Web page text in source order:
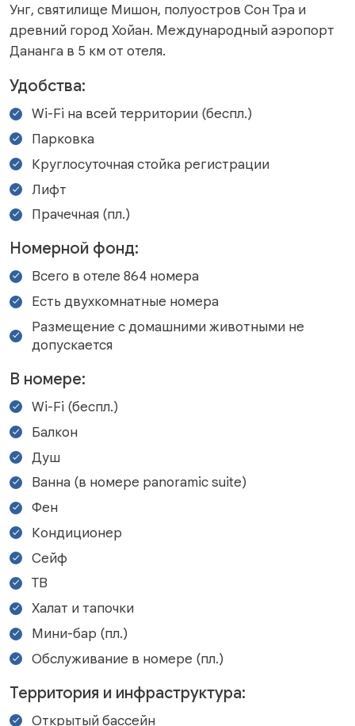
Унг, святилище Мишон, полуостров Сон Тра и
древний город Хойан. Международный аэропорт
Дананга в 5 км от отеля.
Удобства:
Wi-Fi на всей территории (беспл.)
Парковка
Круглосуточная стойка регистрации
Лифт
Прачечная (пл.)
Номерной фонд:
Всего в отеле 864 номера
Есть двухкомнатные номера
Размещение с домашними животными не
допускается
В номере:
Wi-Fi (беспл.)
Балкон
Душ
Ванна (в номере panoramic suite)
Фен
Кондиционер
Сейф
ТВ
Халат и тапочки
Мини-бар (пл.)
Обслуживание в номере (пл.)
Территория и инфраструктура:
Открытый бассейн